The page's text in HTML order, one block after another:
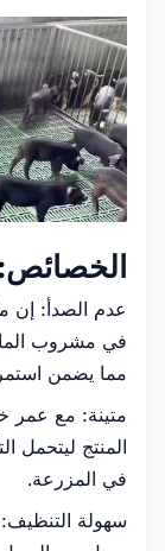
عدم الصدأ: إن
في مشروب الماء
مما يضمن
المنتج ليتحمل
في المزرعة.
سهولة